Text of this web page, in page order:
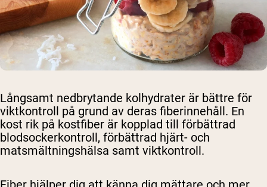
Långsamt nedbrytande kolhydrater är bättre för
viktkontroll på grund av deras fiberinnehåll. En
kost rik på kostfiber är kopplad till förbättrad
blodsockerkontroll, förbättrad hjärt- och
matsmältningshälsa samt viktkontroll.